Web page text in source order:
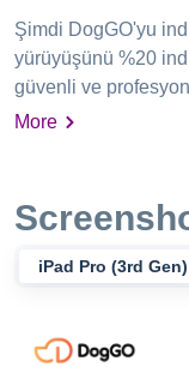
Şimdi DogGO'yu
yürüyüşünü %20
güvenli ve
otel rezervasyon
değerlendirilir.
alınır. DogGO'da
olmaya hak
mahallesinde
de hizmet
More
iPad Pro (3rd Gen)